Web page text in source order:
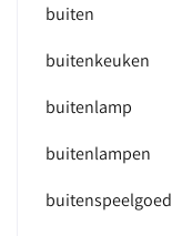
buiten
buitenkeuken
buitenlamp
buitenlampen
buitenspeelgoed